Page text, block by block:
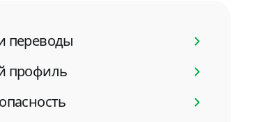
переводы
профиль